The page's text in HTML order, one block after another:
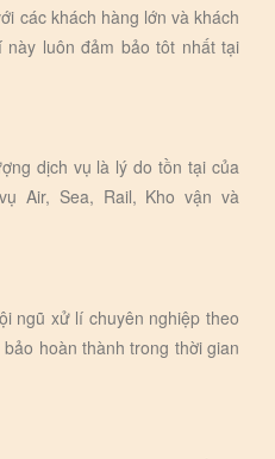
các khách hàng lớn và khách
luôn đảm bảo tôt nhất tại
dịch vụ là lý do tồn tại của
Air, Sea, Rail, Kho vận và
ngũ xử lí chuyên nghiệp theo
hoàn thành trong thời gian